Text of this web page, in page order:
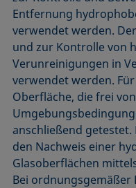
ASTM D7334-08
ASTM D7490-13
ASTM D8597-24
DIN EN14210-03
DIN EN14370-04
DIN 53914-97
ISO 15989
ISO 16672:2020
ISO 19403-1:2022 bis ISO
Method 306B
OECD 115-95
Entfernung
verwendet werden.
und zur Kontrolle von
Verunreinigungen in
verwendet werden.
Oberfläche, die frei
anschließend
den Nachweis einer
Glasoberflächen
Bei